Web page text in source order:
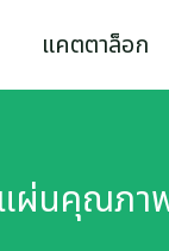
แคตตาล็อก
ผ่นคุณภ